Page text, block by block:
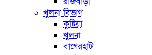
খুলনা বিভাগ
কুষ্টিয়া
খুলনা
বাগেরহাট